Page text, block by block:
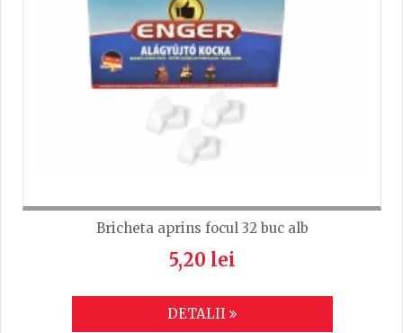
Bricheta aprins focul 32 buc alb
5,20 lei
DETALII